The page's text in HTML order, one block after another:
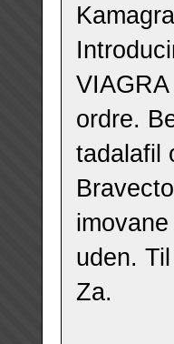
ordre.
tadalafil
uden.
Za.